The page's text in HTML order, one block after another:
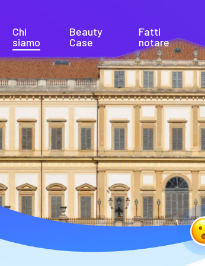
Chi
siamo
Beauty
Case
Fatti
notare